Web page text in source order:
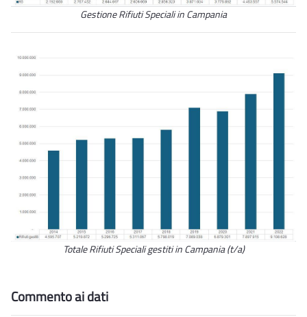
Gestione Rifiuti Speciali in Campania
Totale Rifiuti Speciali gestiti in Campania (t/a)
Commento ai dati